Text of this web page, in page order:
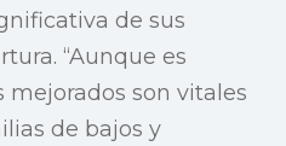
de sus
“Aunque es
mejorados son vitales
de bajos y